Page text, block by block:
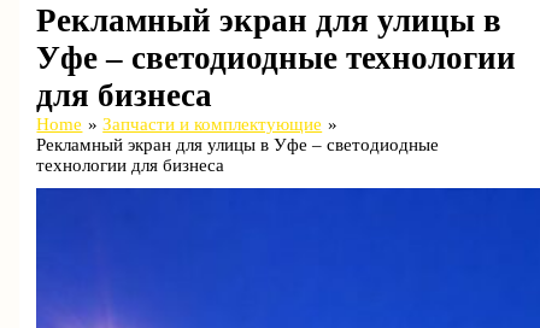
Рекламный экран для улицы в
Уфе – светодиодные технологии
для бизнеса
Home
Запчасти и комплектующие
Рекламный экран для улицы в Уфе – светодиодные
технологии для бизнеса